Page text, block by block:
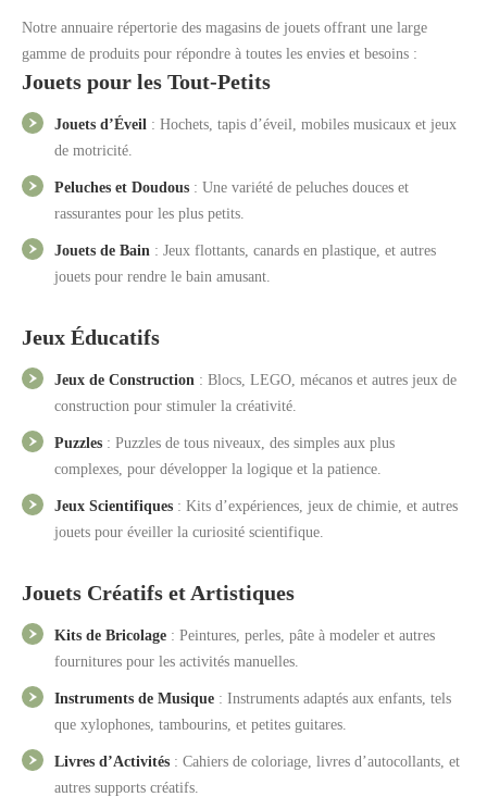
Notre annuaire répertorie des magasins de jouets offrant une large
gamme de produits pour répondre à toutes les envies et besoins :
Jouets pour les Tout-Petits
Jouets d’Éveil : Hochets, tapis d’éveil, mobiles musicaux et jeux
de motricité.
Peluches et Doudous : Une variété de peluches douces et
rassurantes pour les plus petits.
Jouets de Bain : Jeux flottants, canards en plastique, et autres
jouets pour rendre le bain amusant.
Jeux Éducatifs
Jeux de Construction : Blocs, LEGO, mécanos et autres jeux de
construction pour stimuler la créativité.
Puzzles : Puzzles de tous niveaux, des simples aux plus
complexes, pour développer la logique et la patience.
Jeux Scientifiques : Kits d’expériences, jeux de chimie, et autres
jouets pour éveiller la curiosité scientifique.
Jouets Créatifs et Artistiques
Kits de Bricolage : Peintures, perles, pâte à modeler et autres
fournitures pour les activités manuelles.
Instruments de Musique : Instruments adaptés aux enfants, tels
que xylophones, tambourins, et petites guitares.
Livres d’Activités : Cahiers de coloriage, livres d’autocollants, et
autres supports créatifs.